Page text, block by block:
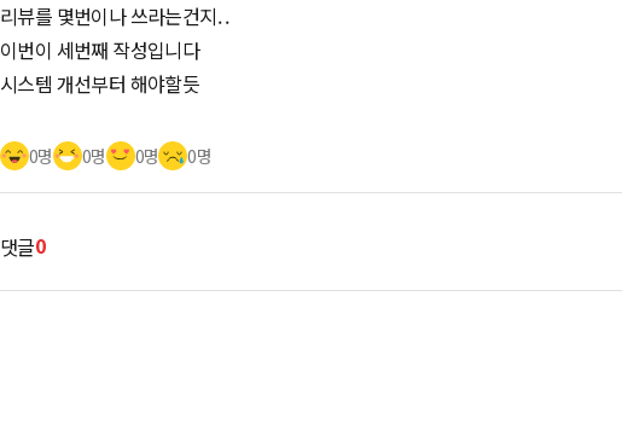
리뷰를 몇번이나 쓰라는건지. .
이번이 세번째 작성입니다
시스템 개선부터 해야할듯
0명 0명 0명 0명
댓글0